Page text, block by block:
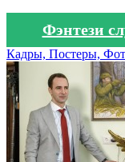
Фэнтези
Кадры, Постеры,